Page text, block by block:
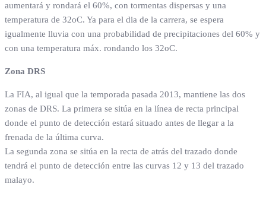
aumentará y rondará el 60%, con tormentas dispersas y una
temperatura de 32oC. Ya para el dia de la carrera, se espera
igualmente lluvia con una probabilidad de precipitaciones del 60% y
con una temperatura máx. rondando los 32oC.
Zona DRS
La FIA, al igual que la temporada pasada 2013, mantiene las dos
zonas de DRS. La primera se sitúa en la línea de recta principal
donde el punto de detección estará situado antes de llegar a la
frenada de la última curva.
La segunda zona se sitúa en la recta de atrás del trazado donde
tendrá el punto de detección entre las curvas 12 y 13 del trazado
malayo.